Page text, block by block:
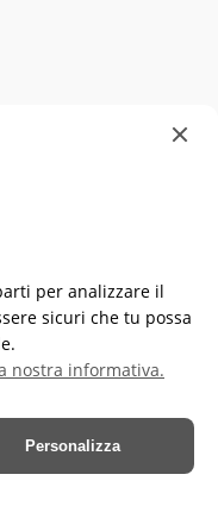
Personalizza
Portiere
- 25125 Brescia - Italia -
Ets
per analizzare il
sicuri che tu possa
nostra informativa.
Personalizza